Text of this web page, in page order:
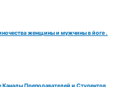
женщины и мужчины в йоге .
Преподавателей и Студентов